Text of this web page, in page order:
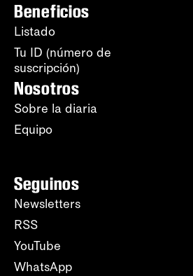
Beneficios
Listado
Tu ID (número de
suscripción)
Nosotros
Sobre la diaria
Equipo
Seguinos
Newsletters
RSS
YouTube
WhatsApp